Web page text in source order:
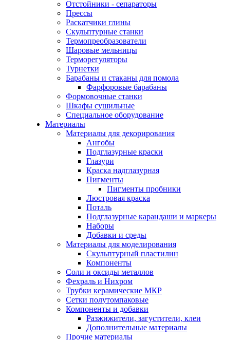
Отстойники - сепараторы
Прессы
Раскатчики глины
Скульптурные станки
Термопреобразователи
Шаровые мельницы
Терморегуляторы
Турнетки
Барабаны и стаканы для помола
Фарфоровые барабаны
Формовочные станки
Шкафы сушильные
Специальное оборудование
Материалы
Материалы для декорирования
Ангобы
Подглазурные краски
Глазури
Краска надглазурная
Пигменты
Пигменты пробники
Люстровая краска
Поталь
Подглазурные карандаши и маркеры
Наборы
Добавки и среды
Материалы для моделирования
Скульптурный пластилин
Компоненты
Соли и оксиды металлов
Фехраль и Нихром
Трубки керамические МКР
Сетки полутомпаковые
Компоненты и добавки
Разжижители, загустители, клеи
Дополнительные материалы
Прочие материалы